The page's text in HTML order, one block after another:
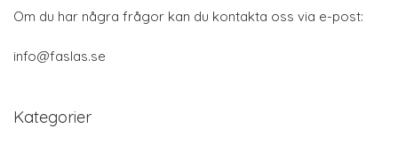
Om du har några frågor kan du kontakta oss via e-post:
info@faslas.se
Kategorier